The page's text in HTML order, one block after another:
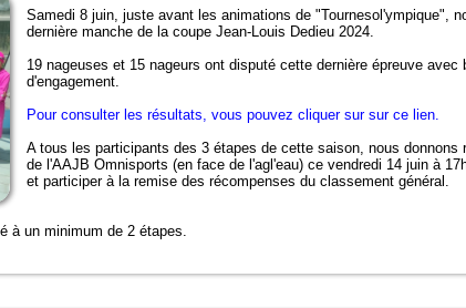
Samedi 8 juin, juste avant les animations de "Tournesol'ympique",
dernière manche de la coupe Jean-Louis Dedieu 2024.
19 nageuses et 15 nageurs ont disputé cette dernière épreuve avec
d'engagement.
Pour consulter les résultats, vous pouvez cliquer sur sur ce lien.
A tous les participants des 3 étapes de cette saison, nous donnons
de l'AAJB Omnisports (en face de l'agl'eau) ce vendredi 14 juin à
et participer à la remise des récompenses du classement général.
à un minimum de 2 étapes.